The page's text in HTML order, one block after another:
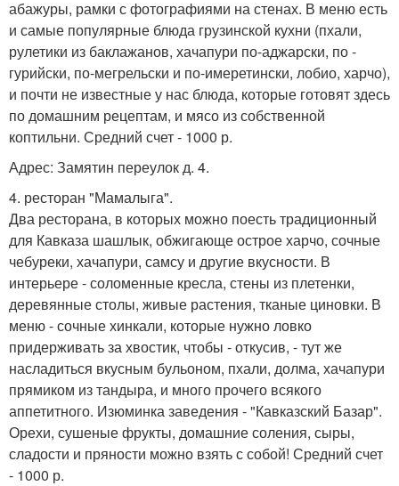
абажуры, рамки с фотографиями на стенах. В меню есть
и самые популярные блюда грузинской кухни (пхали,
рулетики из баклажанов, хачапури по-аджарски, по -
гурийски, по-мегрельски и по-имеретински, лобио, харчо),
и почти не известные у нас блюда, которые готовят здесь
по домашним рецептам, и мясо из собственной
коптильни. Средний счет - 1000 р.
Адрес: Замятин переулок д. 4.
4. ресторан "Мамалыга".
Два ресторана, в которых можно поесть традиционный
для Кавказа шашлык, обжигающе острое харчо, сочные
чебуреки, хачапури, самсу и другие вкусности. В
интерьере - соломенные кресла, стены из плетенки,
деревянные столы, живые растения, тканые циновки. В
меню - сочные хинкали, которые нужно ловко
придерживать за хвостик, чтобы - откусив, - тут же
насладиться вкусным бульоном, пхали, долма, хачапури
прямиком из тандыра, и много прочего всякого
аппетитного. Изюминка заведения - "Кавказский Базар".
Орехи, сушеные фрукты, домашние соления, сыры,
сладости и пряности можно взять с собой! Средний счет
- 1000 р.